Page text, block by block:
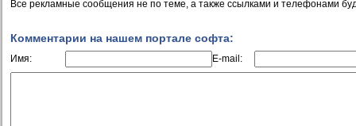
Все рекламные сообщения не по теме, а также ссылками и телефонами
Комментарии на нашем портале софта:
Имя: E-mail: